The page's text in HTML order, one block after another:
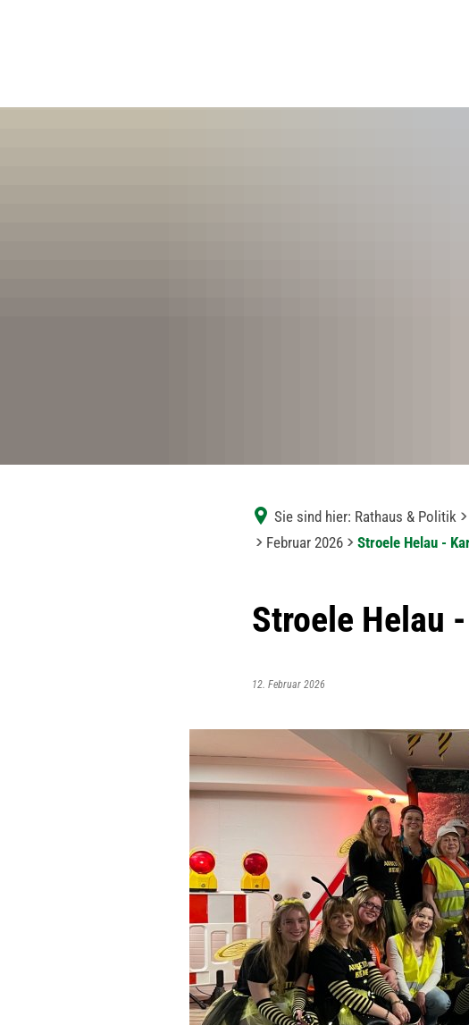
Sie sind hier: Rathaus & Politik
Februar 2026
Stroele Helau -
Stroele Helau
12. Februar 2026